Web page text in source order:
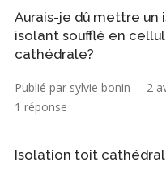
Aurais-je dû mettre un
isolant soufflé en
cathédrale?
Publié par sylvie bonin 2
1 réponse
Isolation toit